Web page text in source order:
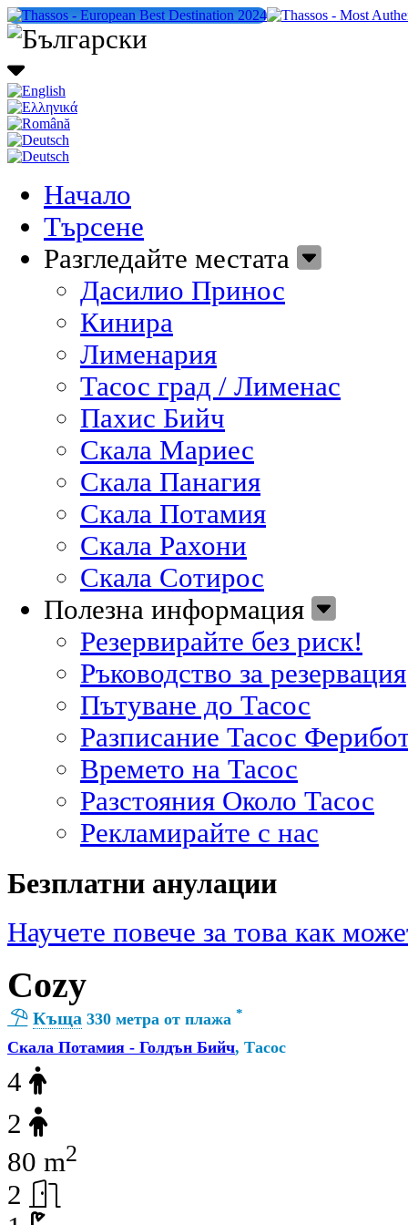
Начало
Търсене
Разгледайте местата
Дасилио Принос
Кинира
Лименария
Тасос град / Лименас
Пахис Бийч
Скала Мариес
Скала Панагия
Скала Потамия
Скала Рахони
Скала Сотирос
Полезна информация
Резервирайте без риск!
Ръководство за резервация
Пътуване до Тасос
Разписание Тасос
Времето на Тасос
Разстояния Около Тасос
Рекламирайте с нас
Безплатни анулации
Научете повече за това как
Cozy
Къща 330 метра от плажа *
Скала Потамия - Голдън Бийч, Тасос
4
2
80 m2
2